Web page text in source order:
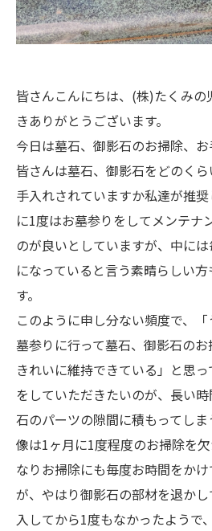
皆さんこんにちは、(株)たくみの
きありがとうございます。
今日は墓石、御影石のお掃除、お
皆さんは墓石、御影石をどのく
手入れされていますか私達が推
に1度はお墓参りをしてメンテナ
のが良いとしていますが、中に
になっていると言う素晴らしい
す。
このように申し分ない頻度で、
墓参りに行って墓石、御影石の
きれいに維持できている」と思
をしていただきたいのが、長い
石のパーツの隙間に積もってし
像は1ヶ月に1度程度のお掃除を
なりお掃除にも毎度お時間をか
が、やはり御影石の部材を退か
入してから1度もなかったようで